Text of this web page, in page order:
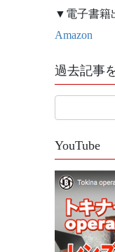
▼電子書籍
Amazon
過去記事
YouTube